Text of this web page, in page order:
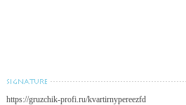
https://gruzchik-profi.ru/kvartirnypereezfd